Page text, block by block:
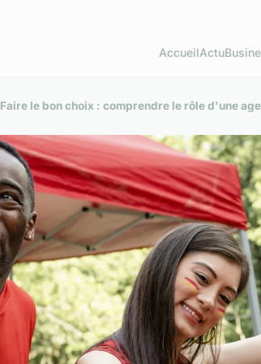
AccueilActu
Faire le bon choix : comprendre le rôle d'une